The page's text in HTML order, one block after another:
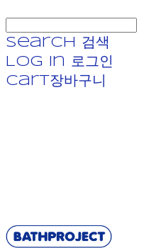
Search
검색
Log In
로그인
Cart장바구니